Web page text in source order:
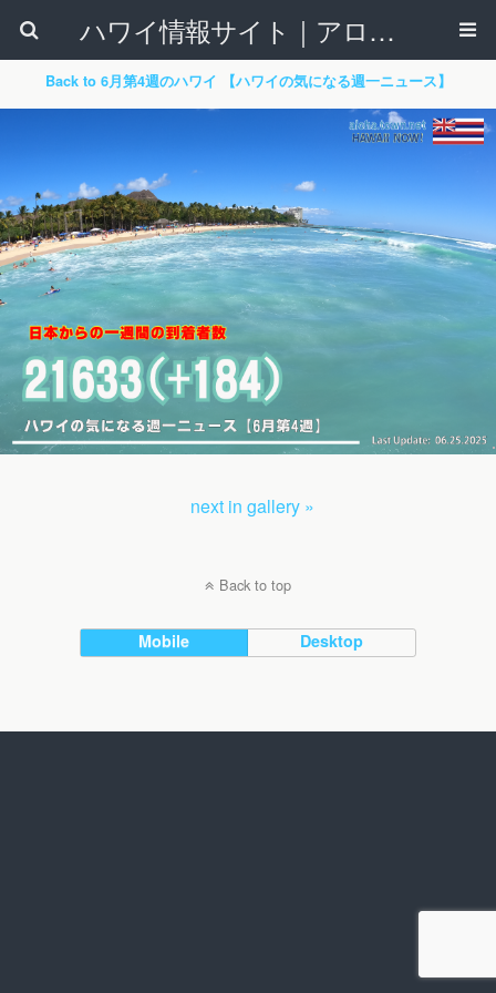
ハワイ情報サイト｜アロハタウンネット
Back to 6月第4週のハワイ 【ハワイの気になる週一ニュース】
next in gallery »
Back to top
Mobile Desktop